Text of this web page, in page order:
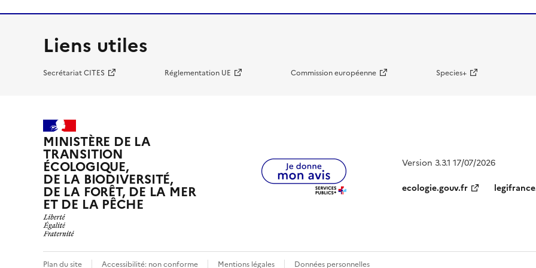
Liens utiles
Secrétariat CITES Réglementation UE Commission européenne Species+
MINISTÈRE DE LA
TRANSITION
ÉCOLOGIQUE,
DE LA BIODIVERSITÉ,
DE LA FORÊT, DE LA MER
ET DE LA PÊCHE
Version 3.3.1 17/07/2026
ecologie.gouv.fr
Plan du site Accessibilité: non conforme Mentions légales Données personnelles